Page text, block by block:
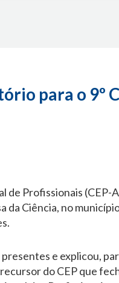
para o 9º
de Profissionais (CEP-
da Ciência, no
e explicou,
do CEP que